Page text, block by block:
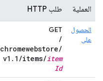
العملية طلب HTTP
الحصول
على
GET
/
chromewebstore/
v1 . 1 /items/item
Id